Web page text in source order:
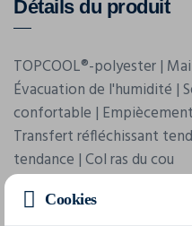
Détails du produit
TOPCOOL®-polyester |
Évacuation de l'humidité |
confortable |
Transfert réfléchissant
tendance | Col ras du cou
Cookies